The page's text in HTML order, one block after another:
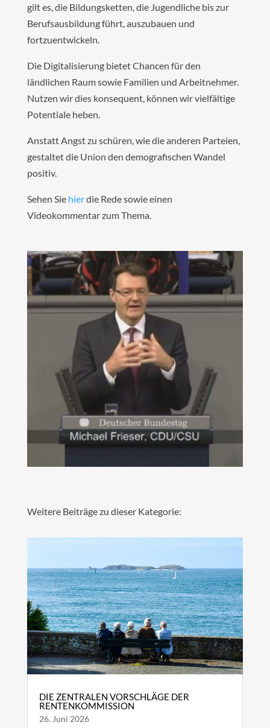
gilt es, die Bildungsketten, die Jugendliche bis zur
Berufsausbildung führt, auszubauen und
fortzuentwickeln.
Die Digitalisierung bietet Chancen für den
ländlichen Raum sowie Familien und Arbeitnehmer.
Nutzen wir dies konsequent, können wir vielfältige
Potentiale heben.
Anstatt Angst zu schüren, wie die anderen Parteien,
gestaltet die Union den demografischen Wandel
positiv.
Sehen Sie hierdie Rede sowie einen
Videokommentar zum Thema.
Weitere Beiträge zu dieser Kategorie:
DIE ZENTRALEN VORSCHLÄGE DER
RENTENKOMMISSION
26. Juni 2026